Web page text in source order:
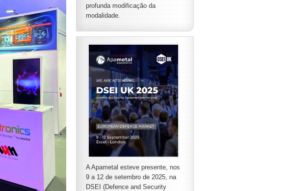
profunda modificação da
modalidade.
A Apametal esteve presente, nos
9 a 12 de setembro de 2025, na
DSEI (Defence and Security